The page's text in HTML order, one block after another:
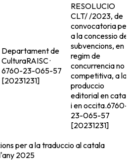
Departament de
CulturaRAISC ·
6760-23-065-57
[20231231]
RESOLUCIO
CLT/ /2023, de
convocatoria per
a la concessio de
subvencions, en
regim de
concurrencia no
competitiva, a la
produccio
editorial en
i en occita.6760-
23-065-57
[20231231]
per a la traduccio al catala
2025